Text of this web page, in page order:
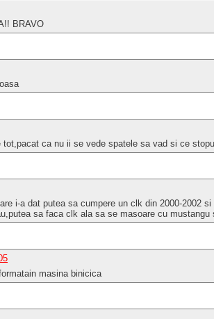
BRAVO
tot,pacat ca nu ii se vede spatele sa vad si ce
i-a dat putea sa cumpere un clk din 2000-2002
sa faca clk ala sa se masoare cu
masina binicica